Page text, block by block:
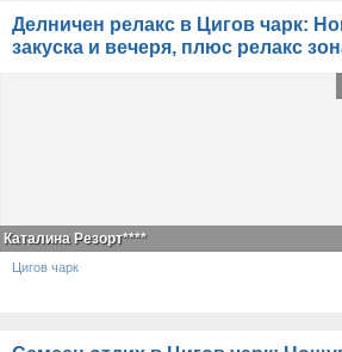
Делничен релакс в Цигов чарк:
закуска и вечеря, плюс релакс
Каталина Резорт****
Цигов чарк